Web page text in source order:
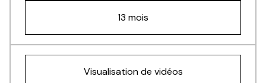
13 mois
Visualisation de vidéos